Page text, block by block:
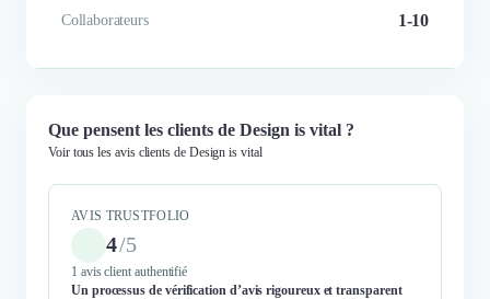
Collaborateurs 1-10
Que pensent les clients de Design is vital ?
Voir tous les avis clients de Design is vital
AVIS TRUSTFOLIO
4/5
1 avis client authentifié
Un processus de vérification d’avis rigoureux et transparent